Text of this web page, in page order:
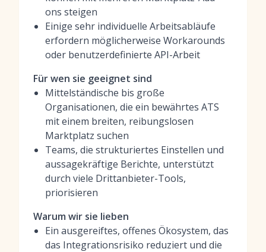
ons steigen
Einige sehr individuelle Arbeitsabläufe
erfordern möglicherweise Workarounds
oder benutzerdefinierte API-Arbeit
Für wen sie geeignet sind
Mittelständische bis große
Organisationen, die ein bewährtes ATS
mit einem breiten, reibungslosen
Marktplatz suchen
Teams, die strukturiertes Einstellen und
aussagekräftige Berichte, unterstützt
durch viele Drittanbieter-Tools,
priorisieren
Warum wir sie lieben
Ein ausgereiftes, offenes Ökosystem, das
das Integrationsrisiko reduziert und die